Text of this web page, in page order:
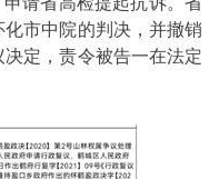
市中院的判决，并撤销
定，责令被告一在法定